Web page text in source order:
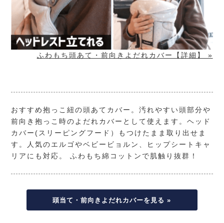
ふわもち頭あて・前向きよだれカバー【詳細】 »
おすすめ抱っこ紐の頭あてカバー。汚れやすい頭部分や
前向き抱っこ時のよだれカバーとして使えます。ヘッド
カバー(スリーピングフード）もつけたまま取り出せま
す。人気のエルゴやベビービョルン、ヒップシートキャ
リアにも対応。 ふわもち綿コットンで肌触り抜群！
頭当て・前向きよだれカバーを見る »